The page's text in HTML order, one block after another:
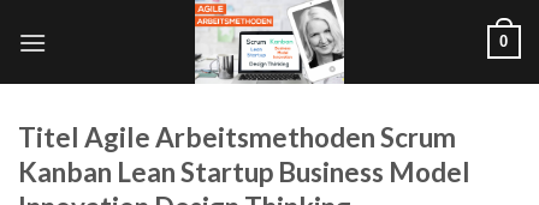
0
Titel Agile Arbeitsmethoden Scrum
Kanban Lean Startup Business Model